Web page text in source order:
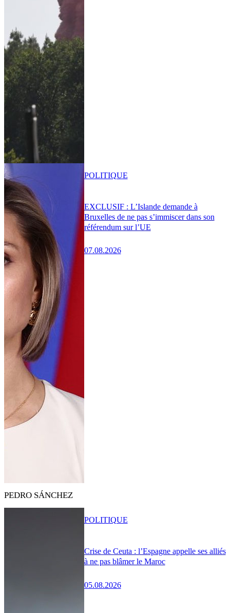
EXCLUSIF : L’Islande demande à
Bruxelles de ne pas s’immiscer dans son
référendum sur l’UE
07.08.2026
POLITIQUE
PEDRO SÁNCHEZ
Crise de Ceuta : l’Espagne appelle ses alliés
à ne pas blâmer le Maroc
05.08.2026
POLITIQUE